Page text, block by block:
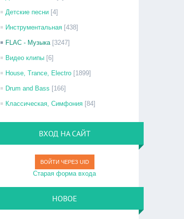
Детские песни [4]
Инструментальная [438]
FLAC - Музыка [3247]
Видео клипы [6]
House, Trance, Electro [1899]
Drum and Bass [166]
Классическая, Симфония [84]
ВХОД НА САЙТ
ВОЙТИ ЧЕРЕЗ UID
Старая форма входа
НОВОЕ